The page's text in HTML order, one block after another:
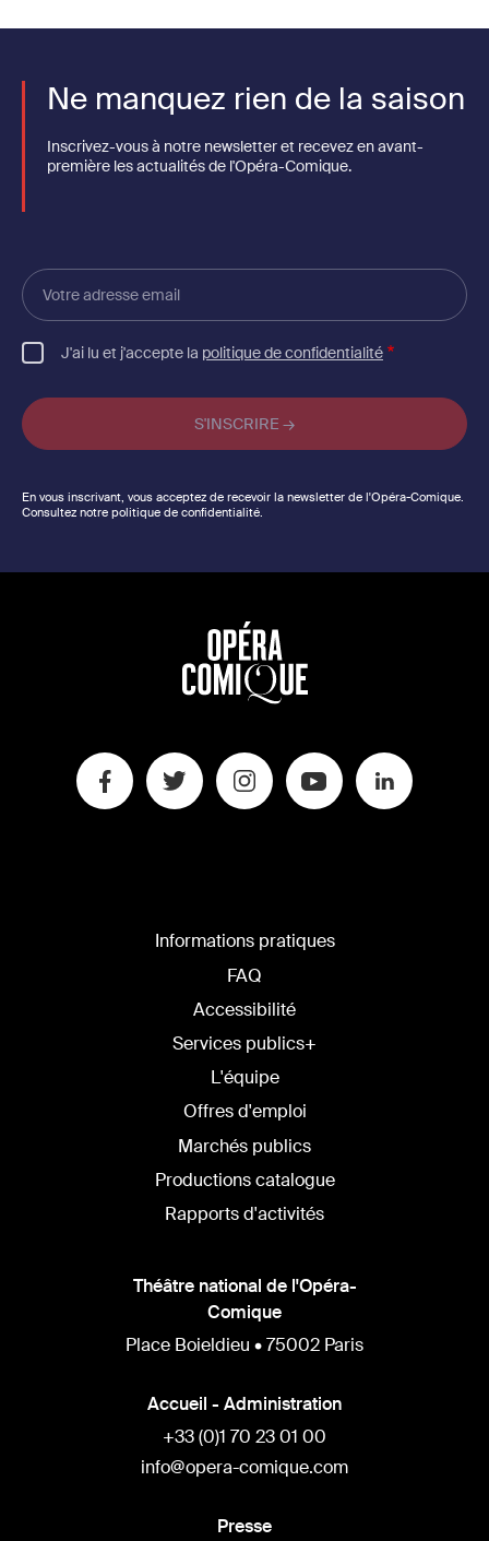
Ne manquez rien de la saison
Inscrivez-vous à notre newsletter et recevez en avant-
première les actualités de l'Opéra-Comique.
Votre
adresse
email
J'ai lu et j'accepte la politique de confidentialité
En vous inscrivant, vous acceptez de recevoir la newsletter de l'Opéra-Comique.
Consultez notre politique de confidentialité.
Informations pratiques
FAQ
Accessibilité
Services publics+
L'équipe
Offres d'emploi
Marchés publics
Productions catalogue
Rapports d'activités
Théâtre national de l'Opéra-
Comique
Place Boieldieu • 75002 Paris
Accueil - Administration
+33 (0)1 70 23 01 00
info@opera-comique.com
Presse